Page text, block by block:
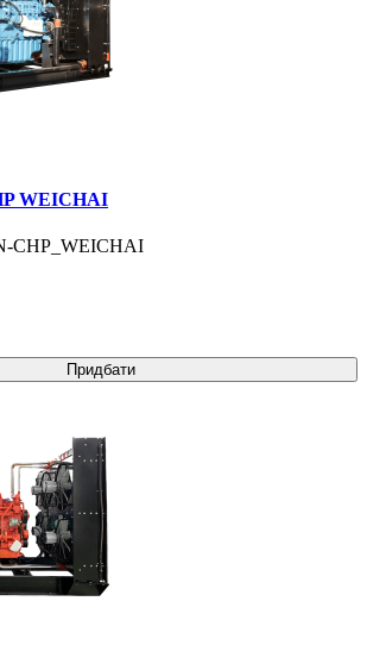
WEICHAI
CHP_WEICHAI
Придбати